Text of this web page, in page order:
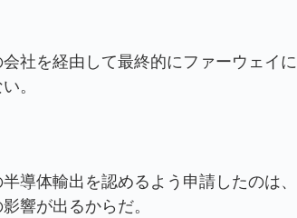
社を経由して最終的にファーウェイに
。
導体輸出を認めるよう申請したのは、
響が出るからだ。